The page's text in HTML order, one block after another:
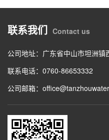
联系我们 Contact us
公司地址：广东省中山市坦洲镇
联系电话：0760-86653332
公司邮箱：